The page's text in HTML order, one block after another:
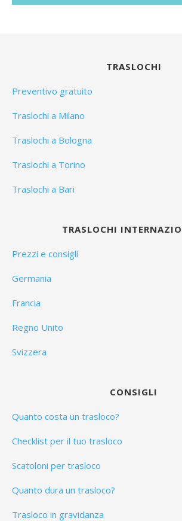
TRASLOCHI
Preventivo gratuito
Traslochi a Milano
Traslochi a Bologna
Traslochi a Torino
Traslochi a Bari
TRASLOCHI
Prezzi e consigli
Germania
Francia
Regno Unito
Svizzera
CONSIGLI
Quanto costa un trasloco?
Checklist per il tuo trasloco
Scatoloni per trasloco
Quanto dura un trasloco?
Trasloco in gravidanza